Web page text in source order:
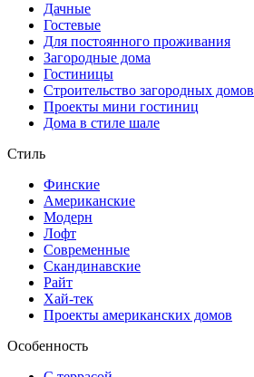
Дачные
Гостевые
Для постоянного проживания
Загородные дома
Гостиницы
Строительство загородных домов
Проекты мини гостиниц
Дома в стиле шале
Стиль
Финские
Американские
Модерн
Лофт
Современные
Скандинавские
Райт
Хай-тек
Проекты американских домов
Особенность